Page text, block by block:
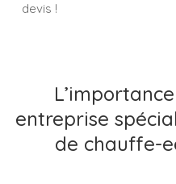
devis !
entreprise
de chauffe-